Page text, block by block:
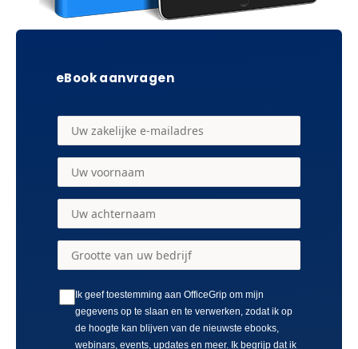
eBook aanvragen
Ik geef toestemming aan OfficeGrip om mijn
gegevens op te slaan en te verwerken, zodat ik op
de hoogte kan blijven van de nieuwste ebooks,
webinars, events, updates en meer. Ik begrijp dat ik